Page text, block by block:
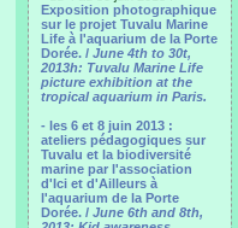
Exposition photographique
sur le projet Tuvalu Marine
Life à l'aquarium de la Porte
Dorée. / June 4th to 30t,
2013h: Tuvalu Marine Life
picture exhibition at the
tropical aquarium in Paris.
- les 6 et 8 juin 2013 :
ateliers pédagogiques sur
Tuvalu et la biodiversité
marine par l'association
d'Ici et d'Ailleurs à
l'aquarium de la Porte
Dorée. / June 6th and 8th,